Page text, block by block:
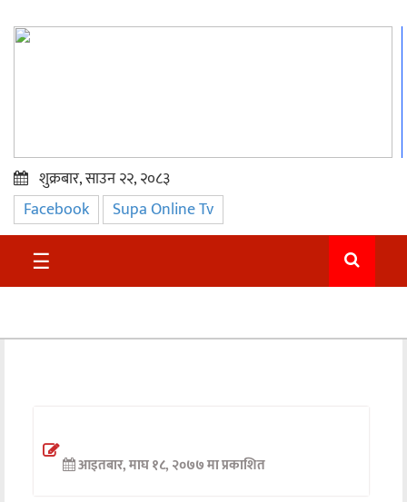
प्रमुख
समाचार
सुदुर
अन्तर्वार्ता
शुक्रबार, साउन २२, २०८३
Facebook Supa Online Tv
☰
आइतबार, माघ १८, २०७७ मा प्रकाशित